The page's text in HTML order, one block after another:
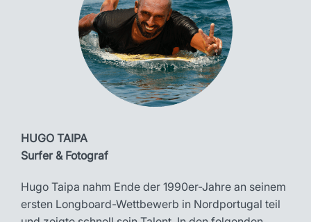
HUGO TAIPA
Surfer & Fotograf
Hugo Taipa nahm Ende der 1990er-Jahre an seinem
ersten Longboard-Wettbewerb in Nordportugal teil